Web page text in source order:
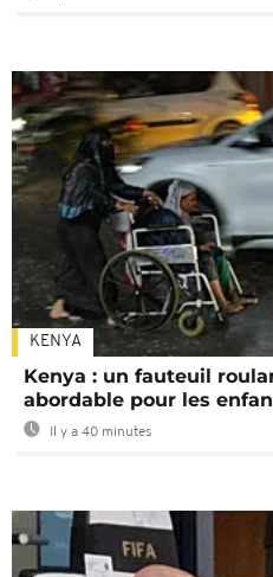
KENYA
Kenya : un fauteuil
abordable pour les
Il y a 40 minutes